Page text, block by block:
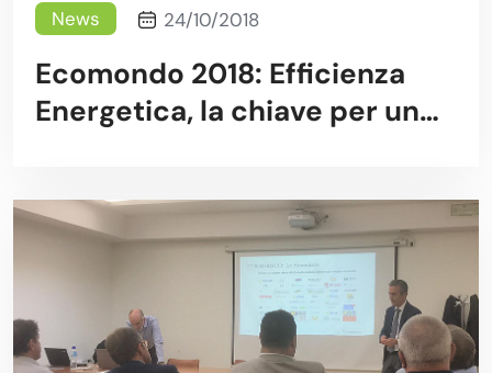
News 24/10/2018
Ecomondo 2018: Efficienza
Energetica, la chiave per un